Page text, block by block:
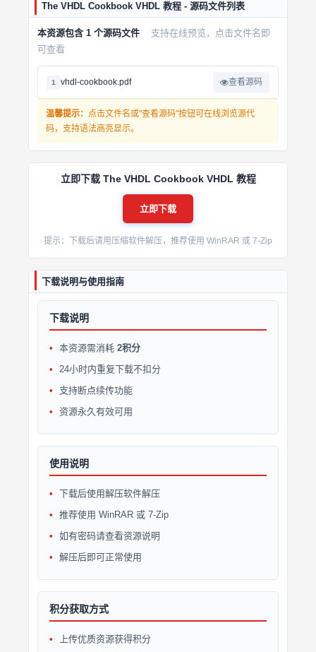
The VHDL Cookbook VHDL 教程 - 源码文件列表
本资源包含 1 个源码文件
支持在线预览，点击文件名即
可查看
1 vhdl-cookbook.pdf 查看源码
温馨提示： 点击文件名或"查看源码"按钮可在线浏览源代
码，支持语法高亮显示。
立即下载 The VHDL Cookbook VHDL 教程
立即下载
提示：下载后请用压缩软件解压，推荐使用 WinRAR 或 7-Zip
下载说明与使用指南
下载说明
本资源需消耗 2积分
24小时内重复下载不扣分
支持断点续传功能
资源永久有效可用
使用说明
下载后使用解压软件解压
推荐使用 WinRAR 或 7-Zip
如有密码请查看资源说明
解压后即可正常使用
积分获取方式
上传优质资源获得积分